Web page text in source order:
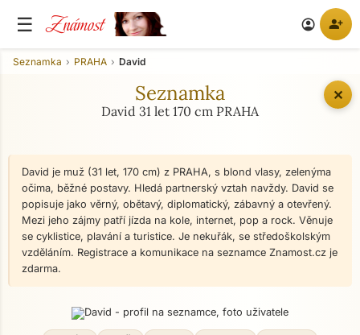
☰ Známost account_circle person_add
✕
Seznamka PRAHA David
Seznamka
David 31 let 170 cm PRAHA
David je muž (31 let, 170 cm) z PRAHA, s blond vlasy, zelenýma
očima, běžné postavy. Hledá partnerský vztah navždy. David se
popisuje jako věrný, obětavý, diplomatický, zábavný a otevřený.
Mezi jeho zájmy patří jízda na kole, internet, pop a rock. Věnuje
se cyklistice, plavání a turistice. Je nekuřák, se středoškolským
vzděláním. Registrace a komunikace na seznamce Znamost.cz je
zdarma.